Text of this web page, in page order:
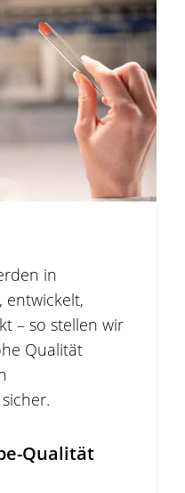
in
entwickelt,
– so stellen wir
Qualität
Qualität